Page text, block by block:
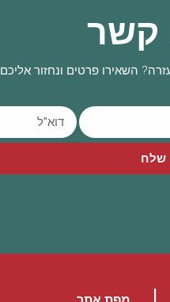
קשר
השאירו פרטים ונחזור אליכם
שלח